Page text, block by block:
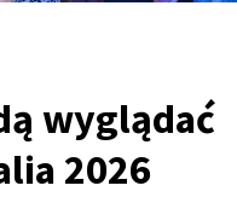
wyglądać
2026